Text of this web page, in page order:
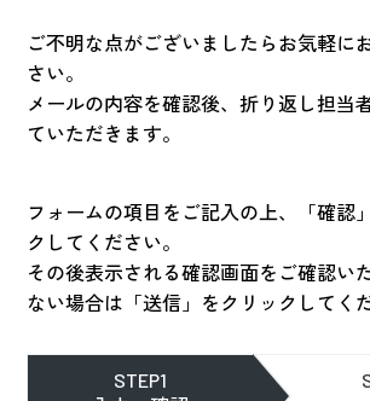
ご不明な点がございましたらお気軽に
さい。
メールの内容を確認後、折り返し担当
ていただきます。
フォームの項目をご記入の上、「確認
クしてください。
その後表示される確認画面をご確認い
ない場合は「送信」をクリックしてく
STEP1